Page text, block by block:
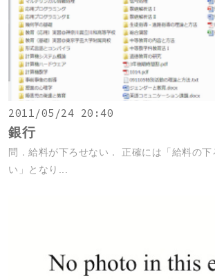
2011/05/24 20:40
銀行
問．給料が下ろせない． 正確には「給料の下
い」となり...